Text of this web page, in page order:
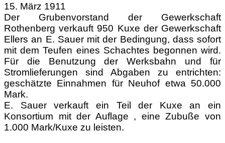
15. März 1911
Der Grubenvorstand der Gewerkschaft
Rothenberg verkauft 950 Kuxe der Gewerkschaft
Ellers an E. Sauer mit der Bedingung, dass sofort
mit dem Teufen eines Schachtes begonnen wird.
Für die Benutzung der Werksbahn und für
Stromlieferungen sind Abgaben zu entrichten:
geschätzte Einnahmen für Neuhof etwa 50.000
Mark.
E. Sauer verkauft ein Teil der Kuxe an ein
Konsortium mit der Auflage , eine Zubuße von
1.000 Mark/Kuxe zu leisten.